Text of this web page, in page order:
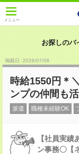
メニュー
お探しのバ
掲載日 :2026/07/08
時給1550円＊
ンプの仲間も
派遣 職種未経験OK
【社員実
ン事務〇【